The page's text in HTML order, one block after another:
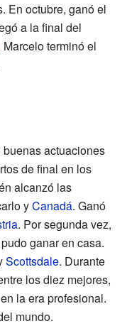
En octubre, ganó el
a la final del
Marcelo terminó el
actuaciones
de final en los
alcanzó las
yCanadá. Ganó
. Por segunda vez,
ganar en casa.
Scottsdale. Durante
los diez mejores,
la era profesional.
mundo.